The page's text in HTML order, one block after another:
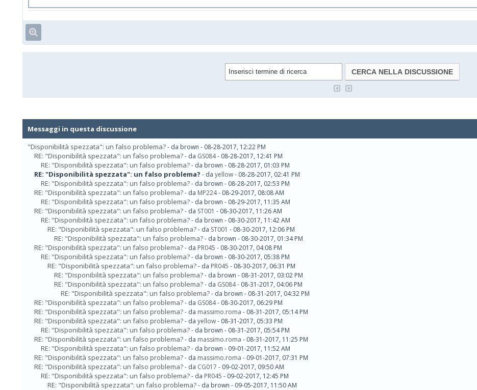
Messaggi in questa discussione
"Disponibilità spezzata": un falso problema?- da brown - 08-28-2017, 12:22 PM
RE: "Disponibilità spezzata": un falso problema?- da GS084- 08-28-2017, 12:41 PM
RE: "Disponibilità spezzata": un falso problema?- da brown - 08-28-2017, 01:03 PM
RE: "Disponibilità spezzata": un falso problema? - da yellow- 08-28-2017, 02:41 PM
RE: "Disponibilità spezzata": un falso problema?- da brown - 08-28-2017, 02:53 PM
RE: "Disponibilità spezzata": un falso problema?- da MP224- 08-29-2017, 08:08 AM
RE: "Disponibilità spezzata": un falso problema?- da brown - 08-29-2017, 11:35 AM
RE: "Disponibilità spezzata": un falso problema?- da ST001 - 08-30-2017, 11:26 AM
RE: "Disponibilità spezzata": un falso problema?- da brown - 08-30-2017, 11:42 AM
RE: "Disponibilità spezzata": un falso problema?- da ST001 - 08-30-2017, 12:06 PM
RE: "Disponibilità spezzata": un falso problema?- da brown - 08-30-2017, 01:34 PM
RE: "Disponibilità spezzata": un falso problema?- da PR045 - 08-30-2017, 04:08 PM
RE: "Disponibilità spezzata": un falso problema?- da brown - 08-30-2017, 05:38 PM
RE: "Disponibilità spezzata": un falso problema?- da PR045 - 08-30-2017, 06:31 PM
RE: "Disponibilità spezzata": un falso problema?- da brown - 08-31-2017, 03:02 PM
RE: "Disponibilità spezzata": un falso problema?- da GS084- 08-31-2017, 04:06 PM
RE: "Disponibilità spezzata": un falso problema?- da brown - 08-31-2017, 04:32 PM
RE: "Disponibilità spezzata": un falso problema?- da GS084- 08-30-2017, 06:29 PM
RE: "Disponibilità spezzata": un falso problema?- da massimo.roma - 08-31-2017, 05:14 PM
RE: "Disponibilità spezzata": un falso problema?- da yellow- 08-31-2017, 05:33 PM
RE: "Disponibilità spezzata": un falso problema?- da brown - 08-31-2017, 05:54 PM
RE: "Disponibilità spezzata": un falso problema?- da massimo.roma - 08-31-2017, 11:25 PM
RE: "Disponibilità spezzata": un falso problema?- da brown - 09-01-2017, 11:52 AM
RE: "Disponibilità spezzata": un falso problema?- da massimo.roma - 09-01-2017, 07:31 PM
RE: "Disponibilità spezzata": un falso problema?- da CG017 - 09-02-2017, 09:50 AM
RE: "Disponibilità spezzata": un falso problema?- da PR045 - 09-02-2017, 12:45 PM
RE: "Disponibilità spezzata": un falso problema?- da brown - 09-05-2017, 11:50 AM